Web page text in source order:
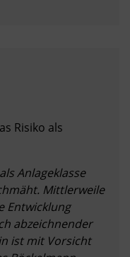
Risiko als
Anlageklasse
Mittlerweile
Entwicklung
abzeichnender
ist mit Vorsicht